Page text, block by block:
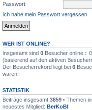
Passwort:
Ich habe mein Passwort vergessen
WER IST ONLINE?
Insgesamt sind 0 Besucher online ::
(basierend auf den aktiven
Der Besucherrekord liegt bei 6
waren.
STATISTIK
Beiträge insgesamt 3859 • Themen
neuestes Mitglied: BerKoBl